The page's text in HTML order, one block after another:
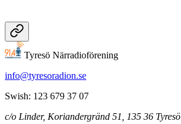
Tyresö Närradioförening
info@tyresoradion.se
Swish: 123 679 37 07
c/o Linder, Koriandergränd 51, 135 36 Tyresö